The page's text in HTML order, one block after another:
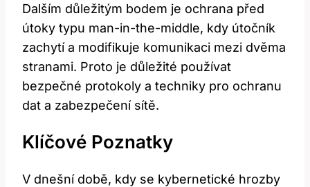
Dalším důležitým bodem je ochrana před
útoky typu man-in-the-middle, kdy útočník
zachytí a modifikuje komunikaci mezi dvěma
stranami. Proto je důležité používat
bezpečné protokoly a techniky pro ochranu
dat a zabezpečení sítě.
Klíčové Poznatky
V dnešní době, kdy se kybernetické hrozby